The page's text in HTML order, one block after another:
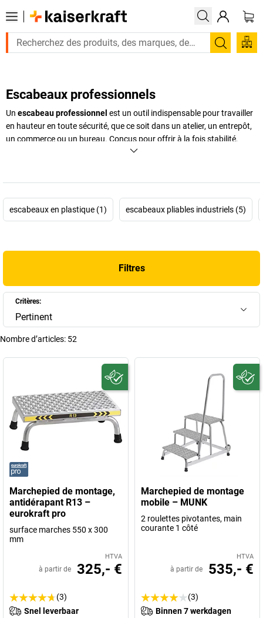
Escabeaux professionnels
Un escabeau professionnel est un outil indispensable pour travailler
en hauteur en toute sécurité, que ce soit dans un atelier, un entrepôt,
un commerce ou un bureau. Conçus pour offrir à la fois stabilité,
légèreté et robustesse, ces équipements répondent aux exigences les
permettent un accès rapide et confortable aux zones élevées sans
, vous bénéficiez toujours d’une solution fiable
Afficher plus
escabeaux en plastique (1) escabeaux pliables industriels (5)
Filtres
Critères:
Pertinent
Nombre d’articles: 52
Marchepied de montage,
antidérapant R13 –
eurokraft pro
surface marches 550 x 300
mm
HTVA
à partir de 325,- €
(3)
Snel leverbaar
Marchepied de montage
mobile – MUNK
2 roulettes pivotantes, main
courante 1 côté
HTVA
à partir de 535,- €
(3)
Binnen 7 werkdagen